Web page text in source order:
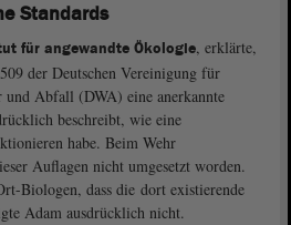
Standards
für angewandte Ökologie, erklärte,
der Deutschen Vereinigung für
und Abfall (DWA) eine anerkannte
beschreibt, wie eine
habe. Beim Wehr
Auflagen nicht umgesetzt worden.
Biologen, dass die dort existierende
Adam ausdrücklich nicht.